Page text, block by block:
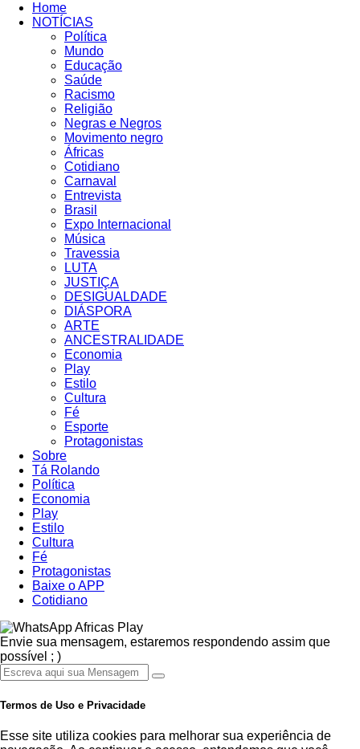
Home
NOTÍCIAS
Política
Mundo
Educação
Saúde
Racismo
Religião
Negras e Negros
Movimento negro
Áfricas
Cotidiano
Carnaval
Entrevista
Brasil
Expo Internacional
Música
Travessia
LUTA
JUSTIÇA
DESIGUALDADE
DIÁSPORA
ARTE
ANCESTRALIDADE
Economia
Play
Estilo
Cultura
Fé
Esporte
Protagonistas
Sobre
Tá Rolando
Política
Economia
Play
Estilo
Cultura
Fé
Protagonistas
Baixe o APP
Cotidiano
Africas Play
Envie sua mensagem, estaremos respondendo assim que
possível ; )
Termos de Uso e Privacidade
Esse site utiliza cookies para melhorar sua experiência de